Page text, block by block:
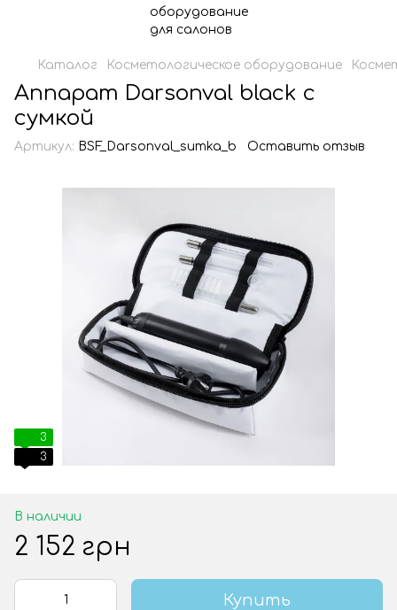
Каталог Косметологическое оборудование
Аппарат Darsonval black с
сумкой
Артикул: BSF_Darsonval_sumka_b Оставить отзыв
3
3
В наличии
2 152 грн
Купить